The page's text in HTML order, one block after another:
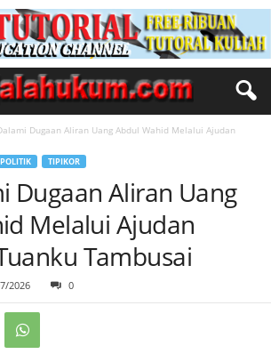
Dugaan Aliran Uang Abdul Wahid Melalui Ajudan
TIPIKOR
Dugaan Aliran Uang
Melalui Ajudan
Tambusai
2026 0